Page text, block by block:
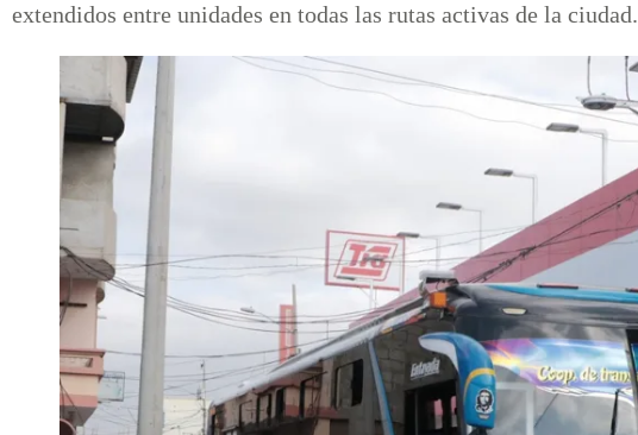
extendidos entre unidades en todas las rutas activas de la ciudad.